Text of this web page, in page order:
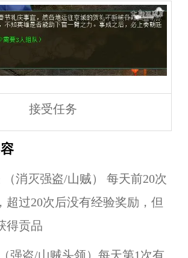
接受任务
灭强盗/山贼） 每天前20次
超过20次后没有经验奖励，但
得贡品
盗/山贼头领）每天第1次有